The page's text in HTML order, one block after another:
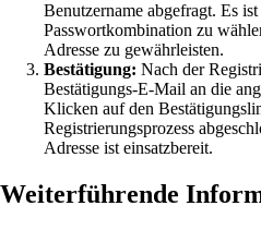
Benutzername abgefragt. Es
Passwortkombination zu
Adresse zu gewährleisten.
Bestätigung: Nach der
Bestätigungs-E-Mail an die
Klicken auf den
Registrierungsprozess
Adresse ist einsatzbereit.
Weiterführende